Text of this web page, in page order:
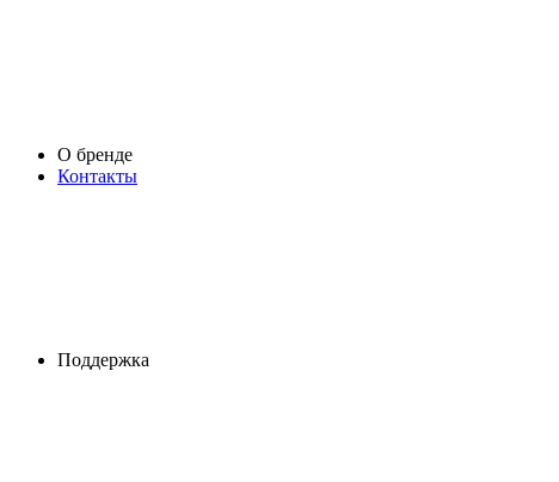
О бренде
Контакты
Поддержка